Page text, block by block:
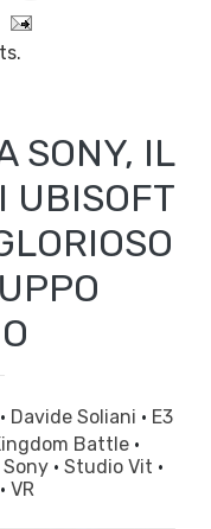
SONY, IL
UBISOFT
· Davide Soliani · E3
Battle ·
Sony · Studio Vit ·
· VR